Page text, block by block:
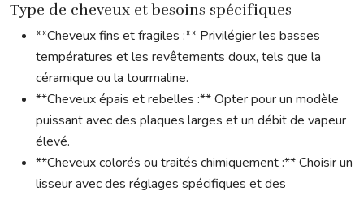
Type de cheveux et besoins spécifiques
**Cheveux fins et fragiles :** Privilégier les basses
températures et les revêtements doux, tels que la
céramique ou la tourmaline.
**Cheveux épais et rebelles :** Opter pour un modèle
puissant avec des plaques larges et un débit de vapeur
élevé.
**Cheveux colorés ou traités chimiquement :** Choisir un
lisseur avec des réglages spécifiques et des